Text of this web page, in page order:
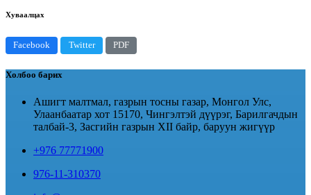
Хуваалцах
Facebook Twitter PDF
Холбоо барих
Ашигт малтмал, газрын тосны газар, Монгол Улс,
Улаанбаатар хот 15170, Чингэлтэй дүүрэг, Барилгачдын
талбай-3, Засгийн газрын XII байр, баруун жигүүр
+976 77771900
976-11-310370